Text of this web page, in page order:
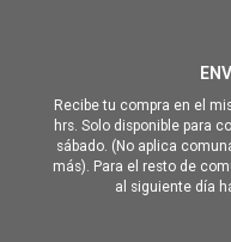
Recibe tu compra en el
hrs. Solo disponible para
sábado. (No aplica
más). Para el resto de
al siguiente día